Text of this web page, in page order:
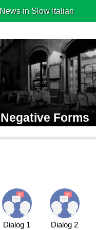
News in Slow Italian
Negative Forms
Dialog 1 Dialog 2